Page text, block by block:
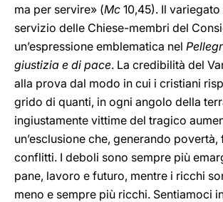
ma per servire» (Mc 10,45). Il variegato
servizio delle Chiese-membri del
un’espressione emblematica nel
giustizia e di pace. La credibilità del
alla prova dal modo in cui i cristiani
grido di quanti, in ogni angolo della
ingiustamente vittime del tragico
un’esclusione che, generando povertà,
conflitti. I deboli sono sempre più
pane, lavoro e futuro, mentre i ricchi
meno e sempre più ricchi. Sentiamoci